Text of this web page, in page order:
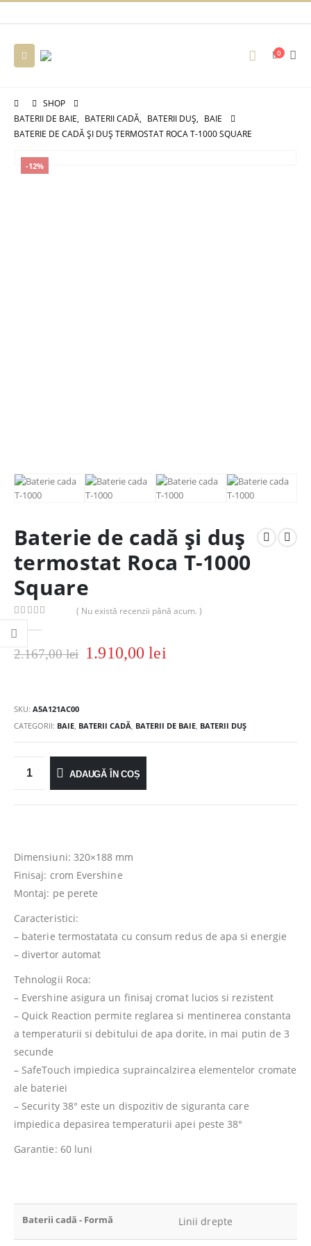
0
SHOP
BATERII DE BAIE, BATERII CADĂ, BATERII DUȘ, BAIE
BATERIE DE CADĂ ȘI DUȘ TERMOSTAT ROCA T-1000 SQUARE
-12%
Baterie de cadă și duș
termostat Roca T-1000
Square
( Nu există recenzii până acum. )
2.167,00lei 1.910,00lei
SKU: A5A121AC00
CATEGORII: BAIE BATERII CADĂ BATERII DE BAIE BATERII DUȘ
ADAUGĂ ÎN COȘ
Dimensiuni: 320×188 mm
Finisaj: crom Evershine
Montaj: pe perete
Caracteristici:
– baterie termostatata cu consum redus de apa si energie
– divertor automat
Tehnologii Roca:
– Evershine asigura un finisaj cromat lucios si rezistent
– Quick Reaction permite reglarea si mentinerea constanta
a temperaturii si debitului de apa dorite, in mai putin de 3
secunde
– SafeTouch impiedica supraincalzirea elementelor cromate
ale bateriei
– Security 38° este un dispozitiv de siguranta care
impiedica depasirea temperaturii apei peste 38°
Garantie: 60 luni
Baterii cadă - Formă Linii drepte